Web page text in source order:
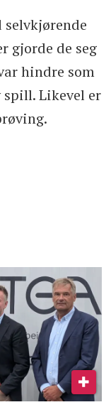
selvkjørende
gjorde de seg
hindre som
spill. Likevel er